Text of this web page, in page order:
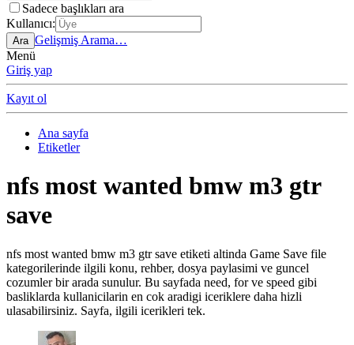
Sadece başlıkları ara
Kullanıcı:
Ara Gelişmiş Arama…
Menü
Giriş yap
Kayıt ol
Ana sayfa
Etiketler
nfs most wanted bmw m3 gtr
save
nfs most wanted bmw m3 gtr save etiketi altinda Game Save file
kategorilerinde ilgili konu, rehber, dosya paylasimi ve guncel
cozumler bir arada sunulur. Bu sayfada need, for ve speed gibi
basliklarda kullanicilarin en cok aradigi iceriklere daha hizli
ulasabilirsiniz. Sayfa, ilgili icerikleri tek.